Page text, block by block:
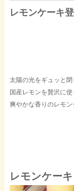
レモンケーキ
太陽の光をギュッと
国産レモンを贅沢に
爽やかな香りのレモン
レモンケーキ